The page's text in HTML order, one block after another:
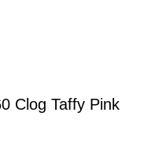
Clog Taffy Pink